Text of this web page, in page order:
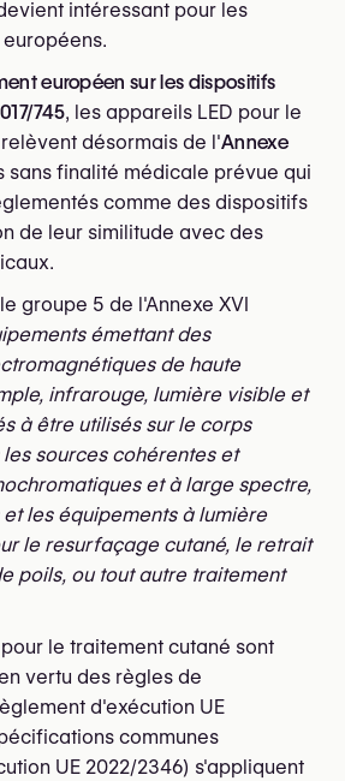
intéressant pour les
européen sur les dispositifs
745, les appareils LED pour le
désormais de l'Annexe
finalité médicale prévue qui
comme des dispositifs
de leur similitude avec des
groupe 5 de l'Annexe XVI
émettant des
de haute
infrarouge, lumière visible et
à être utilisés sur le corps
sources cohérentes et
et à large spectre,
les équipements à lumière
le resurfaçage cutané, le retrait
poils, ou tout autre traitement
pour le traitement cutané sont
vertu des règles de
d'exécution UE
communes
UE 2022/2346) s'appliquent